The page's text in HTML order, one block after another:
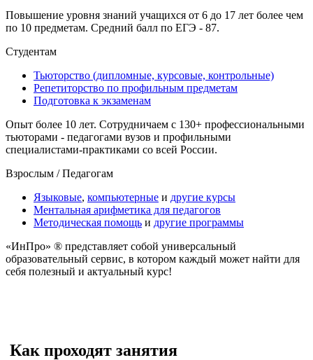
Повышение уровня знаний учащихся от 6 до 17 лет более чем
по 10 предметам. Средний балл по ЕГЭ - 87.
Студентам
Тьюторство (дипломные, курсовые, контрольные)
Репетиторство по профильным предметам
Подготовка к экзаменам
Опыт более 10 лет. Сотрудничаем с 130+ профессиональными
тьюторами - педагогами вузов и профильными
специалистами-практиками cо всей России.
Взрослым / Педагогам
Языковые, компьютерные и другие курсы
Ментальная арифметика для педагогов
Методическая помощь и другие программы
«ИнПро» ® представляет собой универсальный
образовательный сервис, в котором каждый может найти для
себя полезный и актуальный курс!
Как проходят занятия